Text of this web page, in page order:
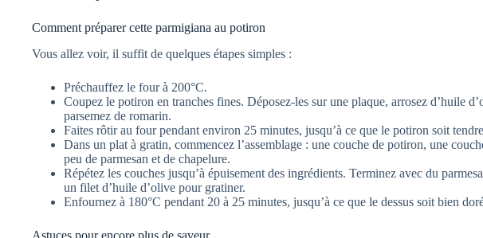
Comment préparer cette parmigiana au potiron
Vous allez voir, il suffit de quelques étapes simples :
Préchauffez le four à 200°C.
Coupez le potiron en tranches fines. Déposez-les sur une plaque, arrosez d’huile
parsemez de romarin.
Faites rôtir au four pendant environ 25 minutes, jusqu’à ce que le potiron soit
Dans un plat à gratin, commencez l’assemblage : une couche de potiron, une
peu de parmesan et de chapelure.
Répétez les couches jusqu’à épuisement des ingrédients. Terminez avec du
un filet d’huile d’olive pour gratiner.
Enfournez à 180°C pendant 20 à 25 minutes, jusqu’à ce que le dessus soit bien